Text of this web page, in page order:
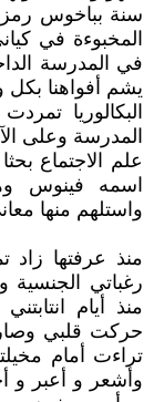
سنة بباخوس رمز
المخبوءة في
في المدرسة
يشم أفواهنا بكل
البكالوريا
المدرسة وعلى
علم الاجتماع
اسمه فينوس
واستلهم منها
منذ عرفتها زاد
رغباتي الجنسية
منذ أيام
حركت قلبي
تراءت أمام
وأشعر و أعبر و